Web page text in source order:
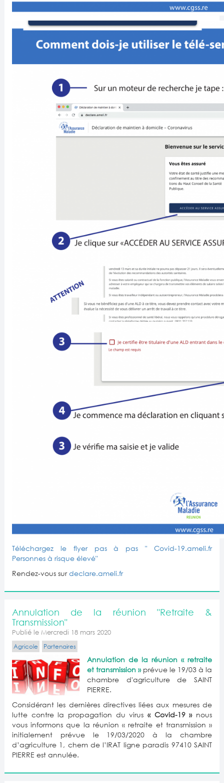
Téléchargez le flyer pas à pas " Covid-19.ameli.fr
Personnes à risque élevé"
Rendez-vous surdeclare.ameli.fr
Annulation de la réunion "Retraite &
Transmission"
Publié le Mercredi 18 mars 2020
Agricole
Partenaires
Annulation de la réunion « retraite
et transmission »prévue le 19/03 à la
chambre d'agriculture de SAINT
PIERRE.
Considérant les dernières directives liées aux mesures de
lutte contre la propagation du virus« Covid-19 »nous
vous informons que la réunion « retraite et transmission »
initialement prévue le 19/03/2020 à la chambre
d’agriculture 1, chem de l’IRAT ligne paradis 97410 SAINT
PIERRE est annulée.